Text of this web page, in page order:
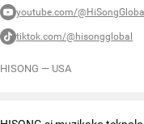
youtube.com/@HiSongGlobal
tiktok.com/@hisongglobal
HISONG — USA